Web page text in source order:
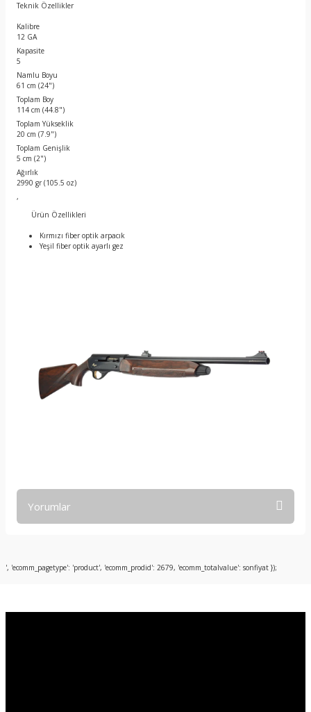
Teknik Özellikler
Kalibre
12 GA
Kapasite
5
Namlu Boyu
61 cm (24")
Toplam Boy
114 cm (44.8")
Toplam Yükseklik
20 cm (7.9")
Toplam Genişlik
5 cm (2")
Ağırlık
2990 gr (105.5 oz)
,
Ürün Özellikleri
Kırmızı fiber optik arpacık
Yeşil fiber optik ayarlı gez
Yorumlar
Bu ürüne ilk yorumu siz yapın!
', 'ecomm_pagetype': 'product', 'ecomm_prodid': 2679, 'ecomm_totalvalue': sonfiyat });